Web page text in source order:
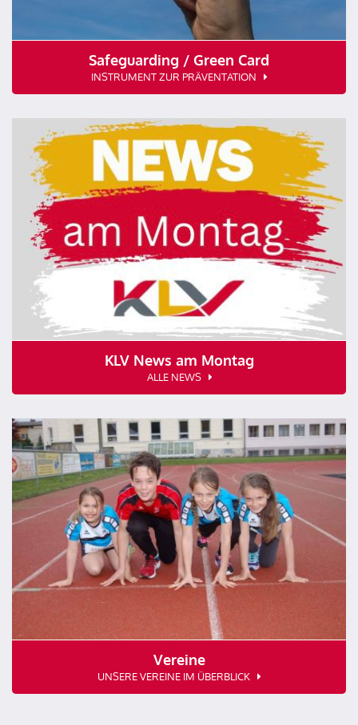
Safeguarding / Green Card
INSTRUMENT ZUR PRÄVENTATION
KLV News am Montag
ALLE NEWS
Vereine
UNSERE VEREINE IM ÜBERBLICK